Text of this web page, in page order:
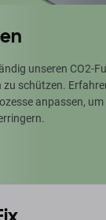
unseren CO2-
zu schützen.
anpassen, um